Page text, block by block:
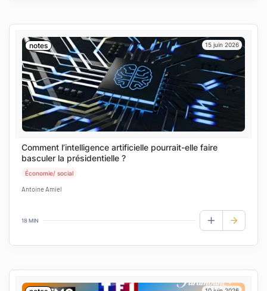
notes 15 juin 2026
Comment l’intelligence artificielle pourrait-elle faire
basculer la présidentielle ?
Économie/ social
Antoine Amiel
18 MIN
AJOUTER